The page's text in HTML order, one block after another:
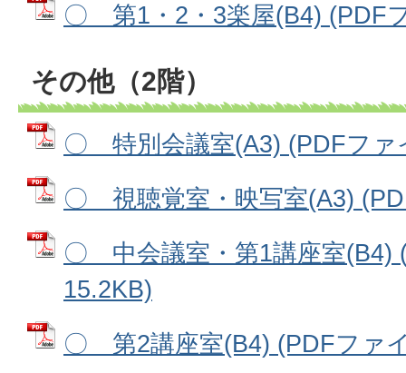
〇 第1・2・3楽屋(B4) (PDF
その他（2階）
〇 特別会議室(A3) (PDFファ
〇 視聴覚室・映写室(A3)
〇 中会議室・第1講座室(B4)
15.2KB)
〇 第2講座室(B4) (PDFファ